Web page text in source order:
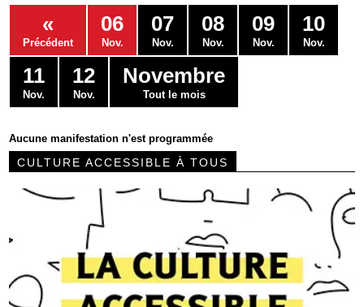
Services
Contacts
«
Précédent
06
Nov.
07
Nov.
08
Nov.
09
Nov.
10
Nov.
11
Nov.
12
Nov.
Novembre
Tout le mois
Aucune manifestation n'est programmée
CULTURE ACCESSIBLE À TOUS